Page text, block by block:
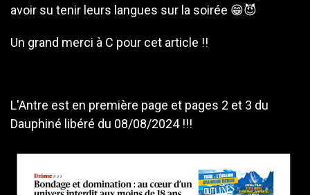
avoir su tenir leurs langues sur la soirée 😁😈
Un grand merci à C pour cet article !!
L'Antre est en première page et pages 2 et 3 du
Dauphiné libéré du 08/08/2024 !!!